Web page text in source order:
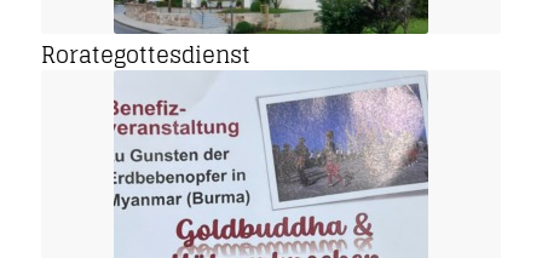
Rorategottesdienst